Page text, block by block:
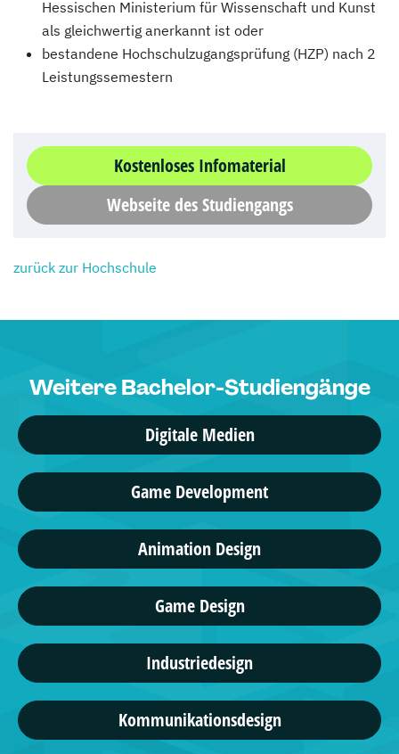
Hessischen Ministerium für Wissenschaft und Kunst
als gleichwertig anerkannt ist oder
bestandene Hochschulzugangsprüfung (HZP) nach 2
Leistungssemestern
Kostenloses Infomaterial
Webseite des Studiengangs
zurück zur Hochschule
Weitere Bachelor-Studiengänge
Digitale Medien
Game Development
Animation Design
Game Design
Industriedesign
Kommunikationsdesign